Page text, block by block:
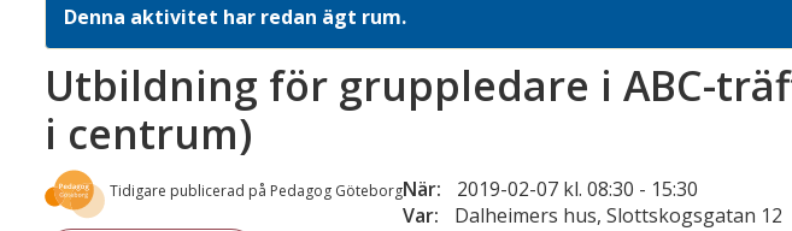
Denna aktivitet har redan ägt rum.
Utbildning för gruppledare i ABC-
i centrum)
Tidigare publicerad på Pedagog GöteborgNär: 2019-02-07 kl. 08:30 - 15:30
Var:
Dalheimers hus, Slottskogsgatan 12